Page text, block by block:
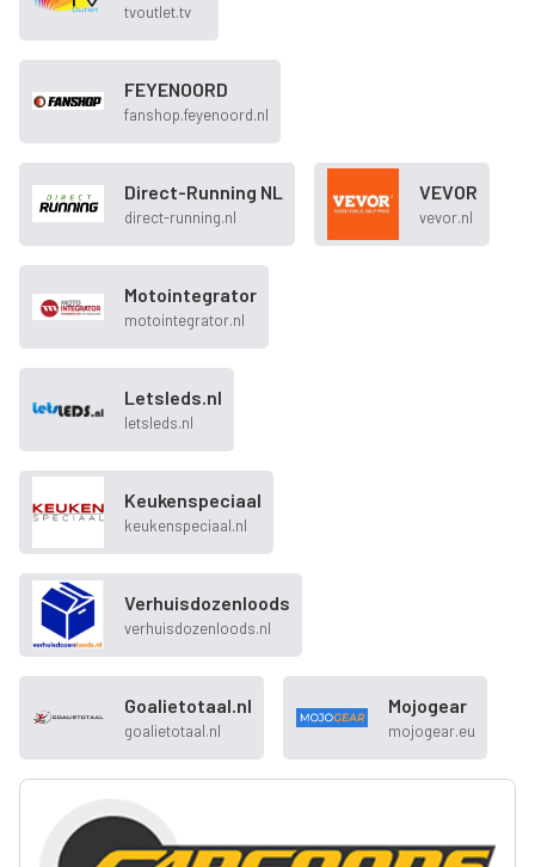
tvoutlet.tv
FEYENOORD
fanshop.feyenoord.nl
Direct-Running NL
direct-running.nl
VEVOR
vevor.nl
Motointegrator
motointegrator.nl
Letsleds.nl
letsleds.nl
Keukenspeciaal
keukenspeciaal.nl
Verhuisdozenloods
verhuisdozenloods.nl
Goalietotaal.nl
goalietotaal.nl
Mojogear
mojogear.eu